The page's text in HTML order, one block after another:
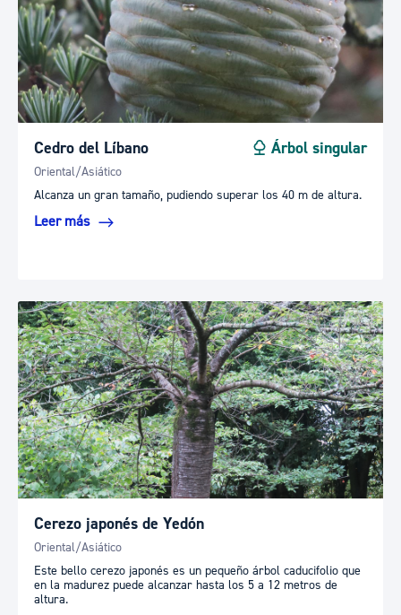
Cedro del Líbano Árbol singular
Oriental/Asiático
Alcanza un gran tamaño, pudiendo superar los 40 m de altura.
Leer más
Cerezo japonés de Yedón
Oriental/Asiático
Este bello cerezo japonés es un pequeño árbol caducifolio que
en la madurez puede alcanzar hasta los 5 a 12 metros de
altura.